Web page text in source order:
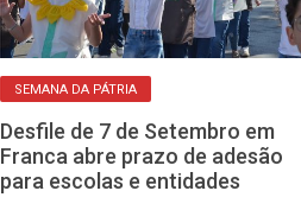
SEMANA DA PÁTRIA
Desfile de 7 de Setembro em
Franca abre prazo de adesão
para escolas e entidades